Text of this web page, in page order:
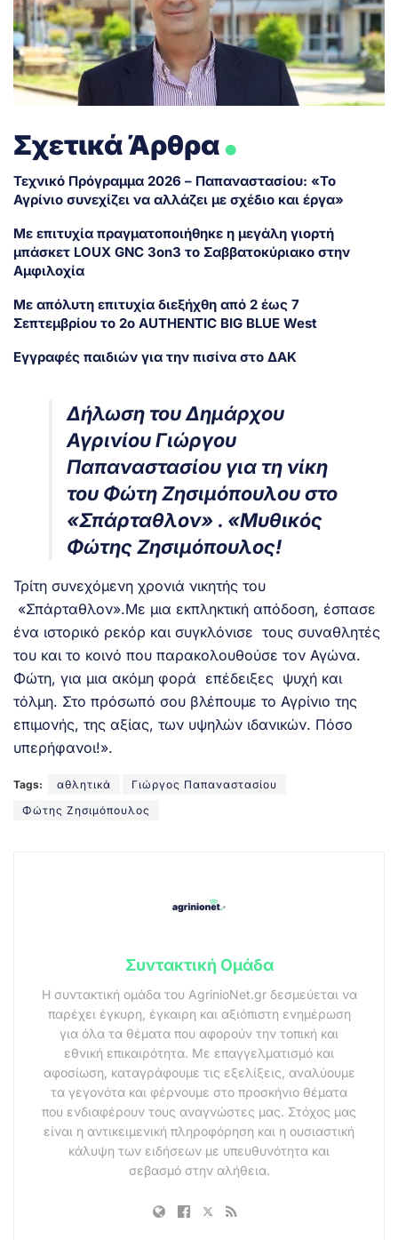
Σχετικά Άρθρα.
Τεχνικό Πρόγραμμα 2026 – Παπαναστασίου: «Το
Αγρίνιο συνεχίζει να αλλάζει με σχέδιο και έργα»
Με επιτυχία πραγματοποιήθηκε η μεγάλη γιορτή
μπάσκετ LOUX GNC 3on3 το Σαββατοκύριακο στην
Αμφιλοχία
Με απόλυτη επιτυχία διεξήχθη από 2 έως 7
Σεπτεμβρίου το 2ο AUTHENTIC BIG BLUE West
Εγγραφές παιδιών για την πισίνα στο ΔΑΚ
Δήλωση του Δημάρχου
Αγρινίου Γιώργου
Παπαναστασίου για τη νίκη
του Φώτη Ζησιμόπουλου στο
«Σπάρταθλον» . «Μυθικός
Φώτης Ζησιμόπουλος!
Τρίτη συνεχόμενη χρονιά νικητής του
«Σπάρταθλον».Με μια εκπληκτική απόδοση, έσπασε
ένα ιστορικό ρεκόρ και συγκλόνισε τους συναθλητές
του και το κοινό που παρακολουθούσε τον Αγώνα.
Φώτη, για μια ακόμη φορά επέδειξες ψυχή και
τόλμη. Στο πρόσωπό σου βλέπουμε το Αγρίνιο της
επιμονής, της αξίας, των υψηλών ιδανικών. Πόσο
υπερήφανοι!».
Tags: αθλητικά
Γιώργος Παπαναστασίου
Φώτης Ζησιμόπουλος
Συντακτική Ομάδα
Η συντακτική ομάδα του AgrinioNet.gr δεσμεύεται να
παρέχει έγκυρη, έγκαιρη και αξιόπιστη ενημέρωση
για όλα τα θέματα που αφορούν την τοπική και
εθνική επικαιρότητα. Με επαγγελματισμό και
αφοσίωση, καταγράφουμε τις εξελίξεις, αναλύουμε
τα γεγονότα και φέρνουμε στο προσκήνιο θέματα
που ενδιαφέρουν τους αναγνώστες μας. Στόχος μας
είναι η αντικειμενική πληροφόρηση και η ουσιαστική
κάλυψη των ειδήσεων με υπευθυνότητα και
σεβασμό στην αλήθεια.